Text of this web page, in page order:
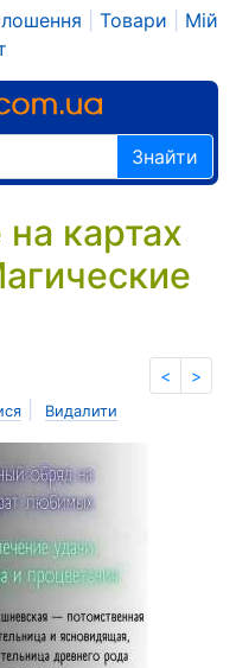
Товари
Мій
Знайти
картах
< >
Видалити